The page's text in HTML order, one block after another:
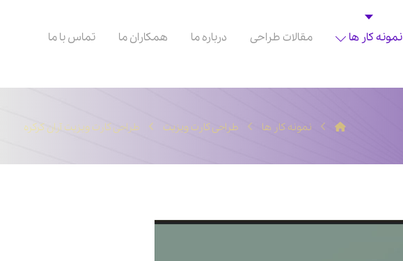
نمونه کار ها مقالات طراحی درباره ما همکاران ما تماس با ما
نمونه کار ها طراحی کارت ویزیت طراحی کارت ویزیت آران کرکره